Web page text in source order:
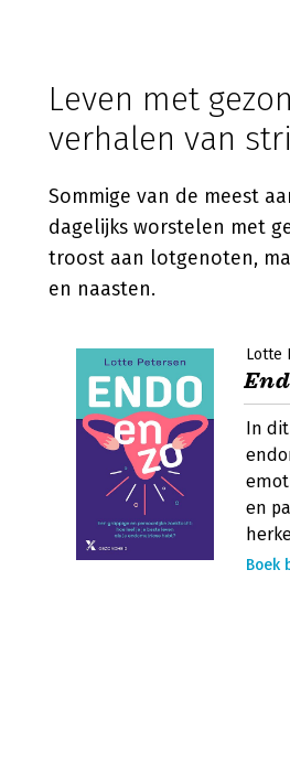
Leven met
verhalen van
Sommige van de meest
dagelijks worstelen met
troost aan lotgenoten,
en naasten.
Lotte
In
en
Boek